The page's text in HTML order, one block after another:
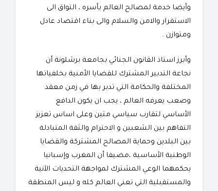
وأيضا خدمة لمصالح العالم بأسره ، التواق الى
الاستقرار والامن والسلام والى بناء اقتصاد عادل
ومتوازن .
وأبرز استاذ القانون الجنائي بجامعة برشلونة أن
نجاعة التدبير المشترك للقضايا الأمنية بخلفياتها
المختلفة والحكامة التي تدبر بها في زمن معقد
وصعب يعرفه العالم ، يجب ان يكون الدافع
الأساسي لتقارب سياسي متين وعلى اساس تعزيز
التفاهم بين الشعبين و الاحترام والثقة المتبادلة
بين البلدين وحماية المصالح المشتركة والقضايا
الوطنية الأساسية ،مضيفا أن المغرب وإسبانيا
يحكمهما الوعي المشترك لمواجهة التحديات الآنية
والمستقبلية التي تعني العالم كله و ليس المنطقة